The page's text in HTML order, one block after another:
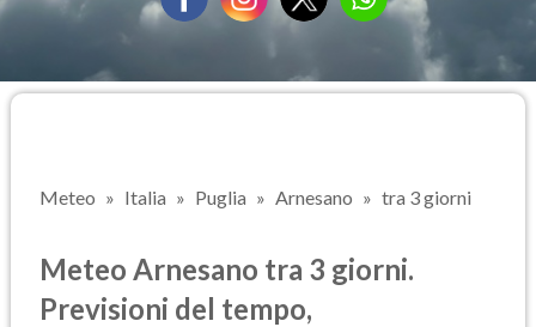
Meteo Italia Puglia Arnesano tra 3 giorni
Meteo Arnesano tra 3 giorni.
Previsioni del tempo,